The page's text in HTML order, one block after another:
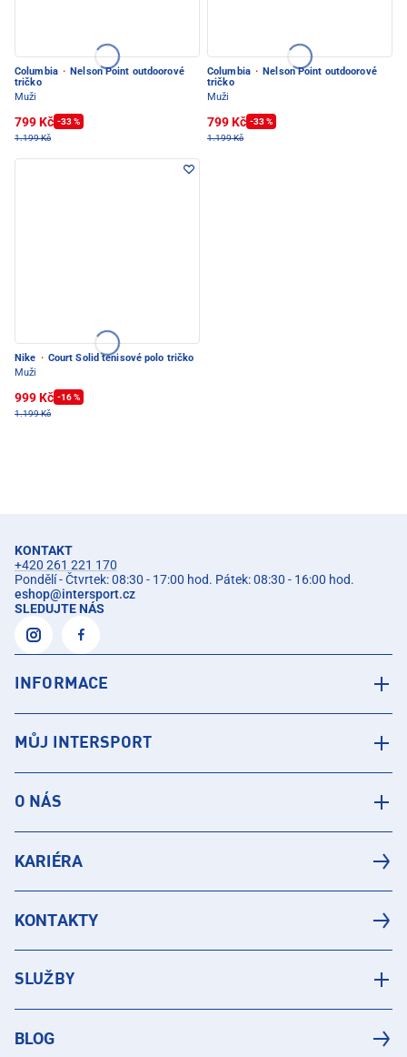
Columbia · Nelson Point outdoorové
tričko
Muži
799 Kč -33 %
1.199 Kč
Columbia · Nelson Point outdoorové
tričko
Muži
799 Kč -33 %
1.199 Kč
Nike · Court Solid tenisové polo tričko
Muži
999 Kč -16 %
1.199 Kč
KONTAKT
+420 261 221 170
Pondělí - Čtvrtek: 08:30 - 17:00 hod. Pátek: 08:30 - 16:00 hod.
eshop@intersport.cz
SLEDUJTE NÁS
INFORMACE
MŮJ INTERSPORT
O NÁS
KARIÉRA
KONTAKTY
SLUŽBY
BLOG